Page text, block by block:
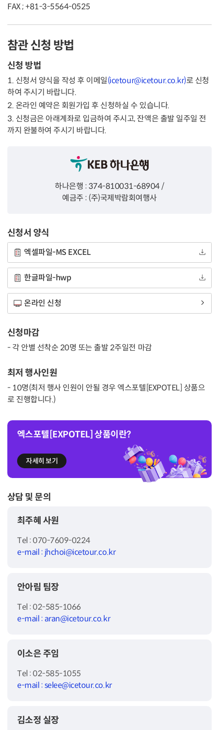
FAX ; +81-3-5564-0525
참관 신청 방법
신청 방법
1. 신청서 양식을 작성 후 이메일(icetour@icetour.co.kr)로 신청
하여 주시기 바랍니다.
2. 온라인 예약은 회원가입 후 신청하실 수 있습니다.
3. 신청금은 아래계좌로 입금하여 주시고, 잔액은 출발 일주일 전
까지 완불하여 주시기 바랍니다.
하나은행 : 374-810031-68904 /
예금주 : (주)국제박람회여행사
신청서 양식
엑셀파일-MS EXCEL
한글파일-hwp
온라인 신청
신청마감
- 각 안별 선착순 20명 또는 출발 2주일전 마감
최저 행사인원
- 10명(최저 행사 인원이 안될 경우 엑스포텔[EXPOTEL] 상품으
로 진행합니다.)
엑스포텔[EXPOTEL] 상품이란?
자세히 보기
상담 및 문의
최주혜 사원
Tel : 070-7609-0224
e-mail : jhchoi@icetour.co.kr
안아림 팀장
Tel : 02-585-1066
e-mail : aran@icetour.co.kr
이소은 주임
Tel : 02-585-1055
e-mail : selee@icetour.co.kr
김소정 실장